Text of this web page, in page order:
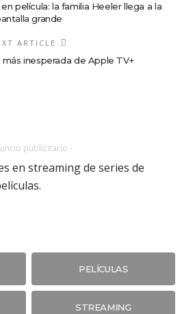
película: la familia Heeler llega a la
grande
ARTICLE
inesperada de Apple TV+
publicitario -
PELÍCULAS
STREAMING